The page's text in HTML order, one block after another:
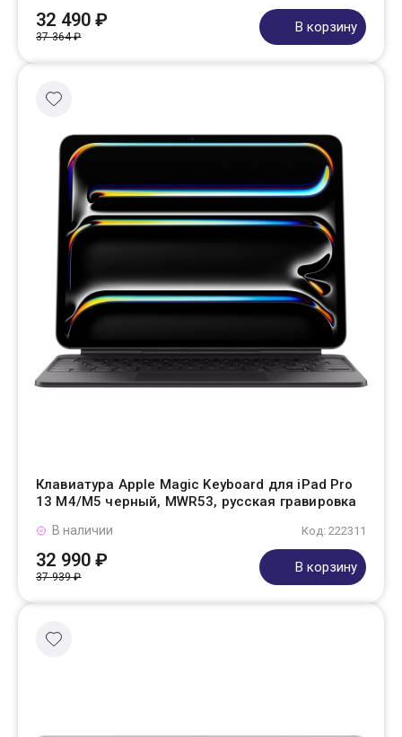
32 490 ₽
37 364 ₽
В корзину
Клавиатура Apple Magic Keyboard для iPad Pro
13 M4/M5 черный, MWR53, русская гравировка
Код: 222311
В наличии
32 990 ₽
37 939 ₽
В корзину